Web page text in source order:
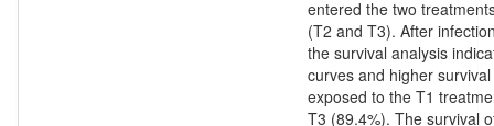
entered the two
(T2 and T3). After
the survival analysis
curves and higher
exposed to the T1
T3 (89.4%). The survival